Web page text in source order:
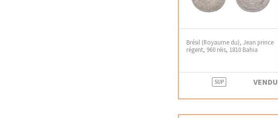
Brésil (Royaume du), Jean prince
régent, 960 réis, 1810 Bahia
SUP VENDU